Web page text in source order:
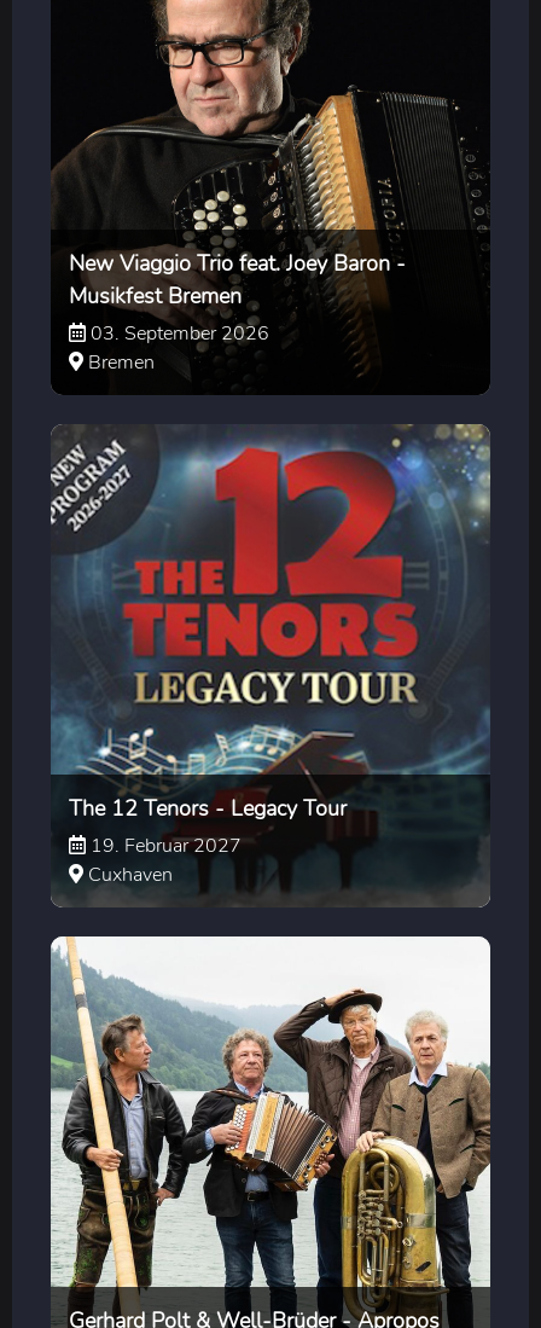
New Viaggio Trio feat. Joey Baron -
Musikfest Bremen
03. September 2026
Bremen
The 12 Tenors - Legacy Tour
19. Februar 2027
Cuxhaven
Gerhard Polt & Well-Brüder - Apropos